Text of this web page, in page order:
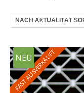
FAST AUSVERKAUFT
NEU